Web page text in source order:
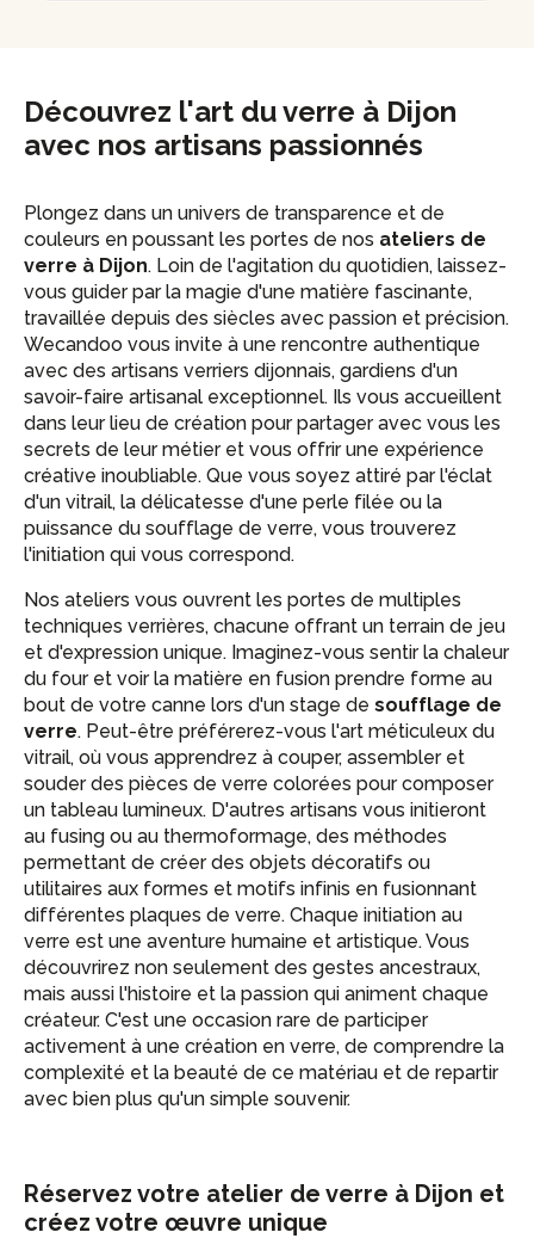
Découvrez l'art du verre à Dijon
avec nos artisans passionnés
Plongez dans un univers de transparence et de
couleurs en poussant les portes de nos ateliers de
verre à Dijon. Loin de l'agitation du quotidien, laissez-
vous guider par la magie d'une matière fascinante,
travaillée depuis des siècles avec passion et précision.
Wecandoo vous invite à une rencontre authentique
avec des artisans verriers dijonnais, gardiens d'un
savoir-faire artisanal exceptionnel. Ils vous accueillent
dans leur lieu de création pour partager avec vous les
secrets de leur métier et vous offrir une expérience
créative inoubliable. Que vous soyez attiré par l'éclat
d'un vitrail, la délicatesse d'une perle filée ou la
puissance du soufflage de verre, vous trouverez
l'initiation qui vous correspond.
Nos ateliers vous ouvrent les portes de multiples
techniques verrières, chacune offrant un terrain de jeu
et d'expression unique. Imaginez-vous sentir la chaleur
du four et voir la matière en fusion prendre forme au
bout de votre canne lors d'un stage de soufflage de
verre. Peut-être préférerez-vous l'art méticuleux du
vitrail, où vous apprendrez à couper, assembler et
souder des pièces de verre colorées pour composer
un tableau lumineux. D'autres artisans vous initieront
au fusing ou au thermoformage, des méthodes
permettant de créer des objets décoratifs ou
utilitaires aux formes et motifs infinis en fusionnant
différentes plaques de verre. Chaque initiation au
verre est une aventure humaine et artistique. Vous
découvrirez non seulement des gestes ancestraux,
mais aussi l'histoire et la passion qui animent chaque
créateur. C'est une occasion rare de participer
activement à une création en verre, de comprendre la
complexité et la beauté de ce matériau et de repartir
avec bien plus qu'un simple souvenir.
Réservez votre atelier de verre à Dijon et
créez votre œuvre unique